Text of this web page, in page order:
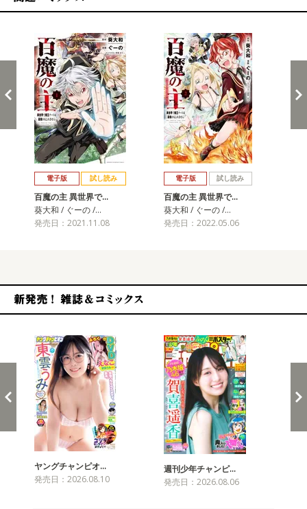
電子版 試し読み
百魔の主 異世界で…
葵大和 / ぐーの /…
発売日：2021.11.08
電子版 試し読み
百魔の主 異世界で…
葵大和 / ぐーの /…
発売日：2022.05.06
ヤングチャンピオ…
発売日：2026.08.10
週刊少年チャンピ…
発売日：2026.08.06